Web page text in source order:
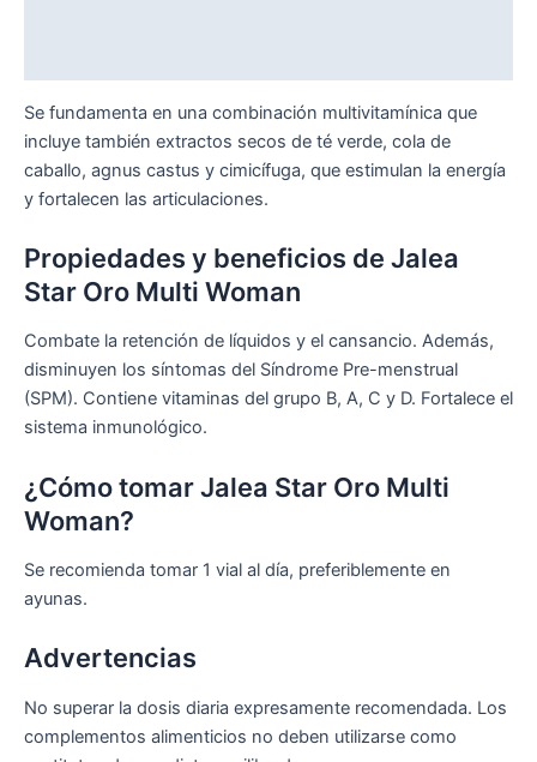
Se fundamenta en una combinación multivitamínica que
incluye también extractos secos de té verde, cola de
caballo, agnus castus y cimicífuga, que estimulan la energía
y fortalecen las articulaciones.
Propiedades y beneficios de Jalea
Star Oro Multi Woman
Combate la retención de líquidos y el cansancio. Además,
disminuyen los síntomas del Síndrome Pre-menstrual
(SPM). Contiene vitaminas del grupo B, A, C y D. Fortalece el
sistema inmunológico.
¿Cómo tomar Jalea Star Oro Multi
Woman?
Se recomienda tomar 1 vial al día, preferiblemente en
ayunas.
Advertencias
No superar la dosis diaria expresamente recomendada. Los
complementos alimenticios no deben utilizarse como